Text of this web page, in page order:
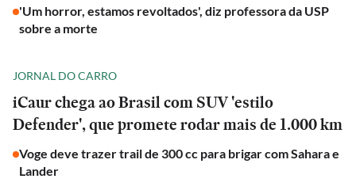
'Um horror, estamos revoltados', diz professora da USP
sobre a morte
JORNAL DO CARRO
iCaur chega ao Brasil com SUV 'estilo
Defender', que promete rodar mais de 1.000 km
Voge deve trazer trail de 300 cc para brigar com Sahara e
Lander